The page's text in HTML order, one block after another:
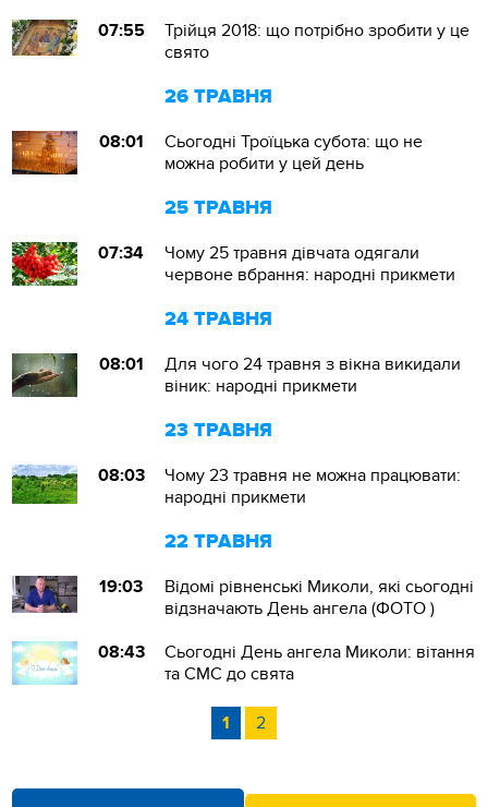
07:55
Трійця 2018: що потрібно зробити у це
свято
26 ТРАВНЯ
08:01
Сьогодні Троїцька субота: що не
можна робити у цей день
25 ТРАВНЯ
07:34
Чому 25 травня дівчата одягали
червоне вбрання: народні прикмети
24 ТРАВНЯ
08:01
Для чого 24 травня з вікна викидали
віник: народні прикмети
23 ТРАВНЯ
08:03
Чому 23 травня не можна працювати:
народні прикмети
22 ТРАВНЯ
19:03
Відомі рівненські Миколи, які сьогодні
відзначають День ангела (ФОТО )
08:43
Сьогодні День ангела Миколи: вітання
та СМС до свята
1 2